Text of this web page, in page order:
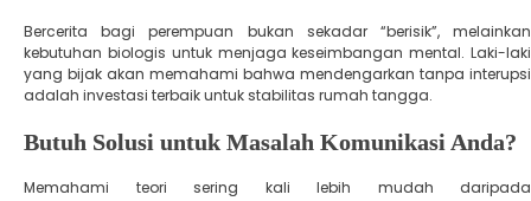
​Bercerita bagi perempuan bukan sekadar “berisik”, melainkan
kebutuhan biologis untuk menjaga keseimbangan mental. Laki-laki
yang bijak akan memahami bahwa mendengarkan tanpa interupsi
adalah investasi terbaik untuk stabilitas rumah tangga.
​Butuh Solusi untuk Masalah Komunikasi Anda?
​Memahami teori sering kali lebih mudah daripada